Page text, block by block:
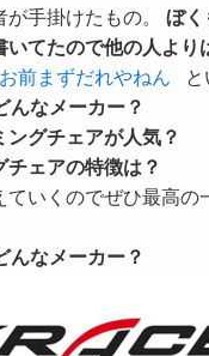
手掛けたもの。 ぼく
いてたので他の人より
前まずだれやねん と
んなメーカー？
グチェアが人気？
チェアの特徴は？
ていくのでぜひ最高の
んなメーカー？